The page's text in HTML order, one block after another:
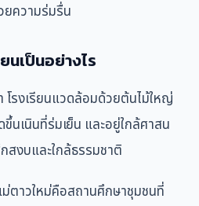
ความร่มรื่น
นเป็นอย่างไร
โรงเรียนแวดล้อมด้วยต้นไม้ใหญ่
ขึ้นเนินที่ร่มเย็น และอยู่ใกล้ศาสน
สงบและใกล้ธรรมชาติ
ตาวใหม่คือสถานศึกษาชุมชนที่